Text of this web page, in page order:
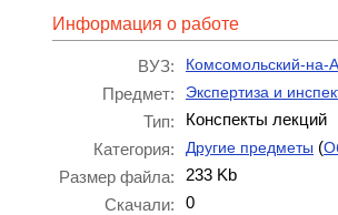
Информация о работе
ВУЗ: Комсомольский-на-
Предмет: Экспертиза и
Тип:
Конспекты лекций
Категория:
Другие предметы (
Размер файла:
233 Kb
Скачали:
0